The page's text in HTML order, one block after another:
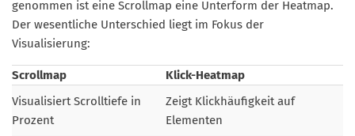
genommen ist eine Scrollmap eine Unterform der Heatmap.
Der wesentliche Unterschied liegt im Fokus der
Visualisierung:
Scrollmap
Klick-Heatmap
Visualisiert Scrolltiefe in
Prozent
Zeigt Klickhäufigkeit auf
Elementen